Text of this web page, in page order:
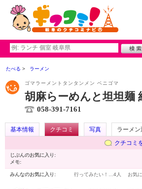
たべる ラーメン
ゴマラーメントタンタンメン ベニゴマ
胡麻らーめんと坦坦麺
058-391-7161
基本情報 クチコミ 写真
ラーメン
クチコミ
じぶんのお気に入り:
メモ:
みんなのお気に入り: 行ってみたい！… 4人 お気